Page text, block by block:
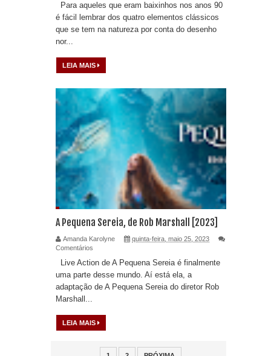
Para aqueles que eram baixinhos nos anos 90
é fácil lembrar dos quatro elementos clássicos
que se tem na natureza por conta do desenho
nor...
LEIA MAIS
A Pequena Sereia, de Rob Marshall [2023]
Amanda Karolyne
quinta-feira, maio 25, 2023
Comentários
Live Action de A Pequena Sereia é finalmente
uma parte desse mundo. Aí está ela, a
adaptação de A Pequena Sereia do diretor Rob
Marshall...
LEIA MAIS